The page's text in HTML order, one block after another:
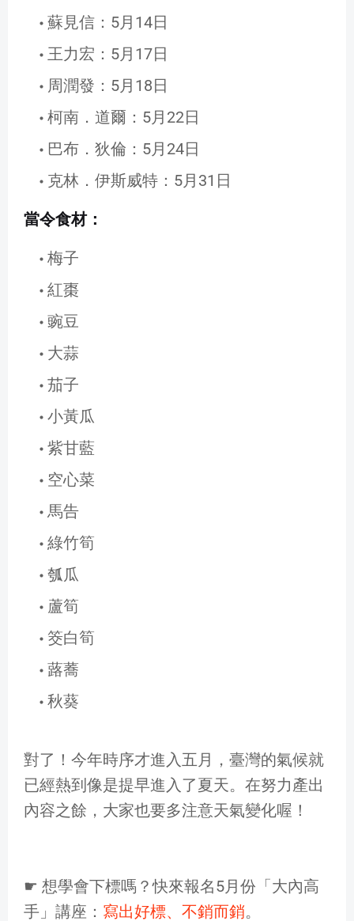
蘇見信：5月14日
王力宏：5月17日
周潤發：5月18日
柯南．道爾：5月22日
巴布．狄倫：5月24日
克林．伊斯威特：5月31日
當令食材：
梅子
紅棗
豌豆
大蒜
茄子
小黃瓜
紫甘藍
空心菜
馬告
綠竹筍
瓠瓜
蘆筍
筊白筍
蕗蕎
秋葵
對了！今年時序才進入五月，臺灣的氣候就
已經熱到像是提早進入了夏天。在努力產出
內容之餘，大家也要多注意天氣變化喔！
☛ 想學會下標嗎？快來報名5月份「大內高
手」講座： 寫出好標、不銷而銷。